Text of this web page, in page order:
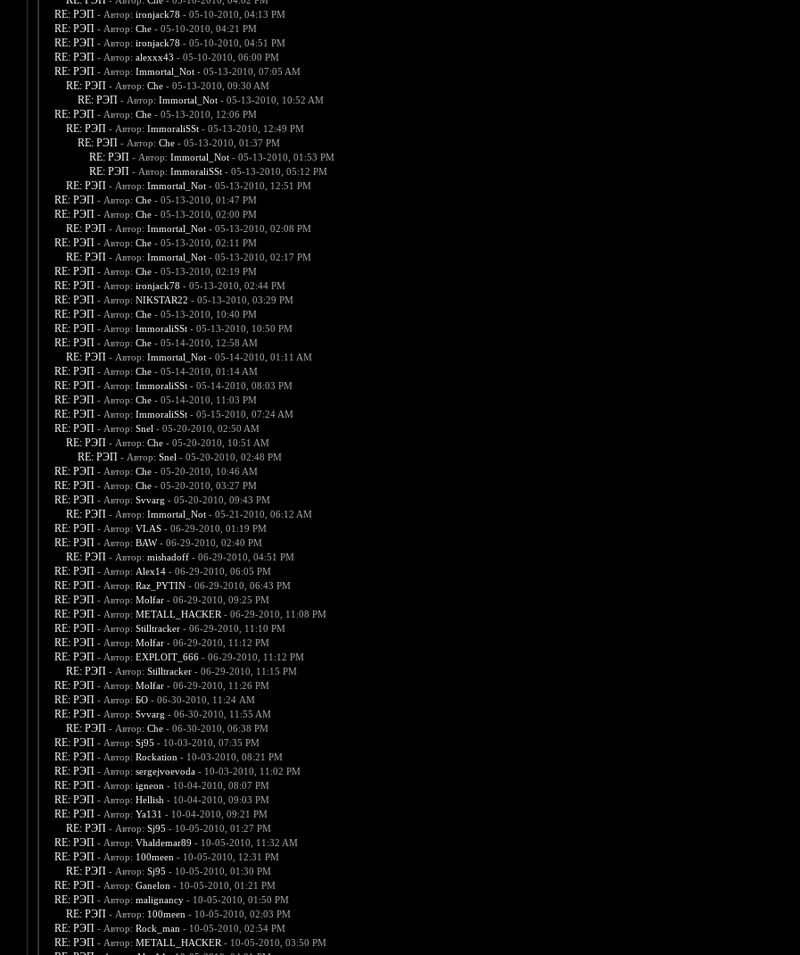
RE: РЭП - Автор: ironjack78 - 05-10-2010, 04:13 PM
RE: РЭП - Автор: Che- 05-10-2010, 04:21 PM
RE: РЭП - Автор: ironjack78 - 05-10-2010, 04:51 PM
RE: РЭП - Автор: alexxx43 - 05-10-2010, 06:00 PM
RE: РЭП - Автор: Immortal_Not- 05-13-2010, 07:05 AM
RE: РЭП - Автор: Che- 05-13-2010, 09:30 AM
RE: РЭП - Автор: Immortal_Not- 05-13-2010, 10:52 AM
RE: РЭП - Автор: Che- 05-13-2010, 12:06 PM
RE: РЭП - Автор: ImmoraliSSt- 05-13-2010, 12:49 PM
RE: РЭП - Автор: Che- 05-13-2010, 01:37 PM
RE: РЭП - Автор: Immortal_Not- 05-13-2010, 01:53 PM
RE: РЭП - Автор: ImmoraliSSt- 05-13-2010, 05:12 PM
RE: РЭП - Автор: Immortal_Not- 05-13-2010, 12:51 PM
RE: РЭП - Автор: Che- 05-13-2010, 01:47 PM
RE: РЭП - Автор: Che- 05-13-2010, 02:00 PM
RE: РЭП - Автор: Immortal_Not- 05-13-2010, 02:08 PM
RE: РЭП - Автор: Che- 05-13-2010, 02:11 PM
RE: РЭП - Автор: Immortal_Not- 05-13-2010, 02:17 PM
RE: РЭП - Автор: Che- 05-13-2010, 02:19 PM
RE: РЭП - Автор: ironjack78 - 05-13-2010, 02:44 PM
RE: РЭП - Автор: NIKSTAR22 - 05-13-2010, 03:29 PM
RE: РЭП - Автор: Che- 05-13-2010, 10:40 PM
RE: РЭП - Автор: ImmoraliSSt- 05-13-2010, 10:50 PM
RE: РЭП - Автор: Che- 05-14-2010, 12:58 AM
RE: РЭП - Автор: Immortal_Not- 05-14-2010, 01:11 AM
RE: РЭП - Автор: Che- 05-14-2010, 01:14 AM
RE: РЭП - Автор: ImmoraliSSt- 05-14-2010, 08:03 PM
RE: РЭП - Автор: Che- 05-14-2010, 11:03 PM
RE: РЭП - Автор: ImmoraliSSt- 05-15-2010, 07:24 AM
RE: РЭП - Автор: Snel - 05-20-2010, 02:50 AM
RE: РЭП - Автор: Che- 05-20-2010, 10:51 AM
RE: РЭП - Автор: Snel - 05-20-2010, 02:48 PM
RE: РЭП - Автор: Che- 05-20-2010, 10:46 AM
RE: РЭП - Автор: Che- 05-20-2010, 03:27 PM
RE: РЭП - Автор: Svvarg - 05-20-2010, 09:43 PM
RE: РЭП - Автор: Immortal_Not- 05-21-2010, 06:12 AM
RE: РЭП - Автор: VLAS- 06-29-2010, 01:19 PM
RE: РЭП - Автор: BAW- 06-29-2010, 02:40 PM
RE: РЭП - Автор: mishadoff- 06-29-2010, 04:51 PM
RE: РЭП - Автор: Alex14- 06-29-2010, 06:05 PM
RE: РЭП - Автор: Raz_PYTIN- 06-29-2010, 06:43 PM
RE: РЭП - Автор: Molfar- 06-29-2010, 09:25 PM
RE: РЭП - Автор: METALL_HACKER - 06-29-2010, 11:08 PM
RE: РЭП - Автор: Stilltracker- 06-29-2010, 11:10 PM
RE: РЭП - Автор: Molfar- 06-29-2010, 11:12 PM
RE: РЭП - Автор: EXPLOIT_666- 06-29-2010, 11:12 PM
RE: РЭП - Автор: Stilltracker- 06-29-2010, 11:15 PM
RE: РЭП - Автор: Molfar- 06-29-2010, 11:26 PM
RE: РЭП - Автор: БО- 06-30-2010, 11:24 AM
RE: РЭП - Автор: Svvarg - 06-30-2010, 11:55 AM
RE: РЭП - Автор: Che- 06-30-2010, 06:38 PM
RE: РЭП - Автор: Sj95 - 10-03-2010, 07:35 PM
RE: РЭП - Автор: Rockation - 10-03-2010, 08:21 PM
RE: РЭП - Автор: sergejvoevoda- 10-03-2010, 11:02 PM
RE: РЭП - Автор: igneon - 10-04-2010, 08:07 PM
RE: РЭП - Автор: Hellish - 10-04-2010, 09:03 PM
RE: РЭП - Автор: Ya131 - 10-04-2010, 09:21 PM
RE: РЭП - Автор: Sj95 - 10-05-2010, 01:27 PM
RE: РЭП - Автор: Vhaldemar89 - 10-05-2010, 11:32 AM
RE: РЭП - Автор: 100meen - 10-05-2010, 12:31 PM
RE: РЭП - Автор: Sj95 - 10-05-2010, 01:30 PM
RE: РЭП - Автор: Ganelon - 10-05-2010, 01:21 PM
RE: РЭП - Автор: malignancy- 10-05-2010, 01:50 PM
RE: РЭП - Автор: 100meen - 10-05-2010, 02:03 PM
RE: РЭП - Автор: Rock_man - 10-05-2010, 02:54 PM
RE: РЭП - Автор: METALL_HACKER - 10-05-2010, 03:50 PM